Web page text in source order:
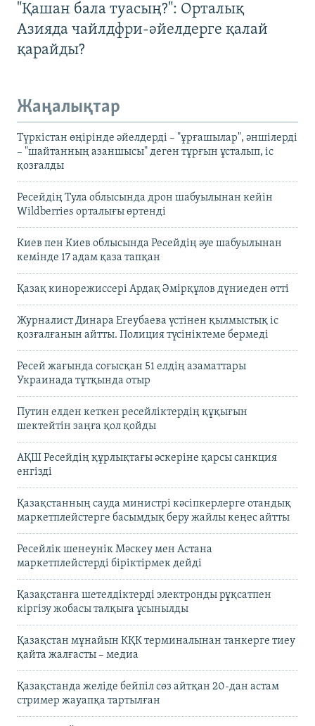
"Қашан бала туасың?": Орталық
Азияда чайлдфри-әйелдерге қалай
қарайды?
Жаңалықтар
Түркістан өңірінде әйелдерді – "ұрғашылар", әншілерді
– "шайтанның азаншысы" деген тұрғын ұсталып, іс
қозғалды
Ресейдің Тула облысында дрон шабуылынан кейін
Wildberries орталығы өртенді
Киев пен Киев облысында Ресейдің әуе шабуылынан
кемінде 17 адам қаза тапқан
Қазақ кинорежиссері Ардақ Әмірқұлов дүниеден өтті
Журналист Динара Егеубаева үстінен қылмыстық іс
қозғалғанын айтты. Полиция түсініктеме бермеді
Ресей жағында соғысқан 51 елдің азаматтары
Украинада тұтқында отыр
Путин елден кеткен ресейліктердің құқығын
шектейтін заңға қол қойды
АҚШ Ресейдің құрлықтағы әскеріне қарсы санкция
енгізді
Қазақстанның сауда министрі кәсіпкерлерге отандық
маркетплейстерге басымдық беру жайлы кеңес айтты
Ресейлік шенеунік Мәскеу мен Астана
маркетплейстерді біріктірмек дейді
Қазақстанға шетелдіктерді электронды рұқсатпен
кіргізу жобасы талқыға ұсынылды
Қазақстан мұнайын КҚК терминалынан танкерге тиеу
қайта жалғасты – медиа
Қазақстанда желіде бейпіл сөз айтқан 20-дан астам
стример жауапқа тартылған